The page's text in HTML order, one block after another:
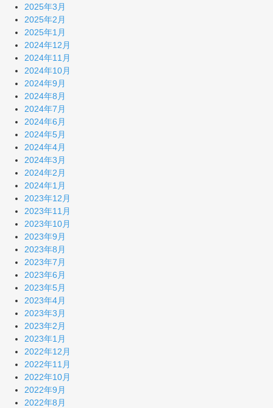
2025年3月
2025年2月
2025年1月
2024年12月
2024年11月
2024年10月
2024年9月
2024年8月
2024年7月
2024年6月
2024年5月
2024年4月
2024年3月
2024年2月
2024年1月
2023年12月
2023年11月
2023年10月
2023年9月
2023年8月
2023年7月
2023年6月
2023年5月
2023年4月
2023年3月
2023年2月
2023年1月
2022年12月
2022年11月
2022年10月
2022年9月
2022年8月